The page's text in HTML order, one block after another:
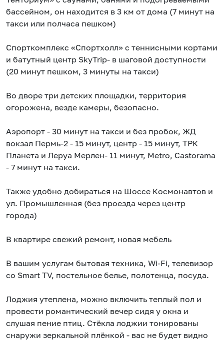
бассейном, он находится в 3 км от дома (7 минут на
такси или полчаса пешком)
Спорткомплекс «Спортхолл» с теннисными кортами
и батутный центр SkyTrip- в шаговой доступности
(20 минут пешком, 3 минуты на такси)
Во дворе три детских площадки, территория
огорожена, везде камеры, безопасно.
Аэропорт - 30 минут на такси и без пробок, ЖД
вокзал Пермь-2 - 15 минут, центр - 15 минут, ТРК
Планета и Леруа Мерлен- 11 минут, Metro, Castorama
- 7 минут на такси.
Также удобно добираться на Шоссе Космонавтов и
ул. Промышленная (без проезда через центр
города)
В квартире свежий ремонт, новая мебель
В вашим услугам бытовая техника, Wi-Fi, телевизор
со Smart TV, постельное белье, полотенца, посуда.
Лоджия утеплена, можно включить теплый пол и
провести романтический вечер сидя у окна и
слушая пение птиц. Стёкла лоджии тонированы
снаружи зеркальной плёнкой - вас не будет видно